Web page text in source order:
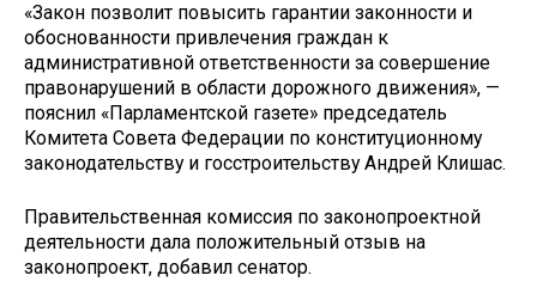
«Закон позволит повысить гарантии законности и
обоснованности привлечения граждан к
административной ответственности за совершение
правонарушений в области дорожного движения», —
пояснил «Парламентской газете» председатель
Комитета Совета Федерации по конституционному
законодательству и госстроительству Андрей Клишас.
Правительственная комиссия по законопроектной
деятельности дала положительный отзыв на
законопроект, добавил сенатор.